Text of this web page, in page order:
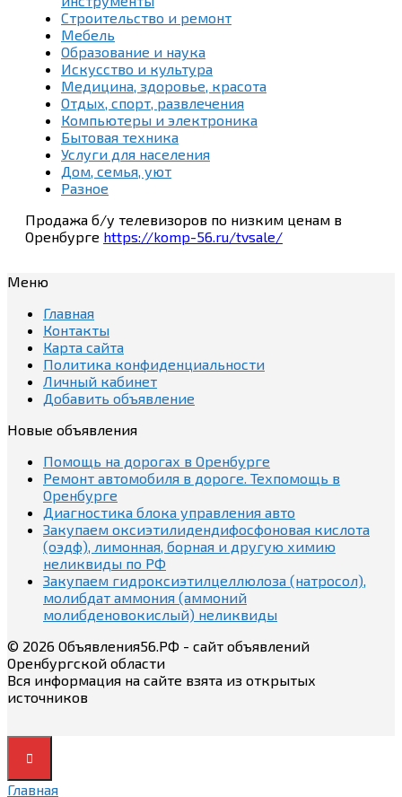
Строительство и ремонт
Мебель
Образование и наука
Искусство и культура
Медицина, здоровье, красота
Отдых, спорт, развлечения
Компьютеры и электроника
Бытовая техника
Услуги для населения
Дом, семья, уют
Разное
Продажа б/у телевизоров по низким ценам в
Оренбурге https://komp-56.ru/tvsale/
Меню
Главная
Контакты
Карта сайта
Политика конфиденциальности
Личный кабинет
Добавить объявление
Новые объявления
Помощь на дорогах в Оренбурге
Ремонт автомобиля в дороге. Техпомощь в
Оренбурге
Диагностика блока управления авто
Закупаем оксиэтилидендифосфоновая кислота
(оэдф), лимонная, борная и другую химию
неликвиды по РФ
Закупаем гидроксиэтилцеллюлоза (натросол),
молибдат аммония (аммоний
молибденовокислый) неликвиды
© 2026 Объявления56.РФ - сайт объявлений
Оренбургской области
Вся информация на сайте взята из открытых
источников
Главная